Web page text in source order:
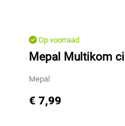
Op voorraad
Mepal Multikom
Mepal
€ 7,99